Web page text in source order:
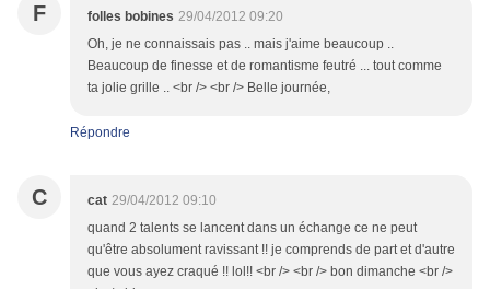
F folles bobines 29/04/2012 09:20
Oh, je ne connaissais pas .. mais j'aime beaucoup ..
Beaucoup de finesse et de romantisme feutré ... tout comme
ta jolie grille .. <br /> <br /> Belle journée,
Répondre
C cat 29/04/2012 09:10
quand 2 talents se lancent dans un échange ce ne peut
qu'être absolument ravissant !! je comprends de part et d'autre
que vous ayez craqué !! lol!! <br /> <br /> bon dimanche <br />